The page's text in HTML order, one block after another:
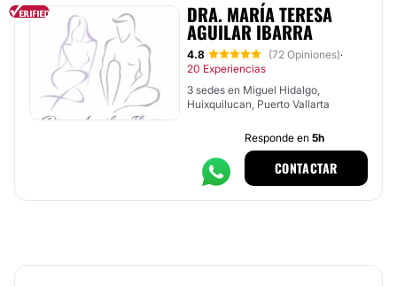
DRA. MARÍA TERESA
AGUILAR IBARRA
4.8 (72 Opiniones)·
20 Experiencias
3 sedes en Miguel Hidalgo,
Huixquilucan, Puerto Vallarta
Responde en 5h
CONTACTAR